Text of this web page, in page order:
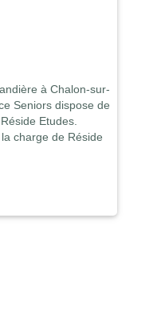
à Chalon-sur-
Seniors dispose de
Etudes.
charge de Réside